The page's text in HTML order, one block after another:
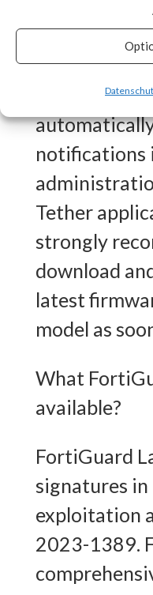
According to
Advisory,
linked to a
notifications
Tether
strongly
download
latest
model as
What
available?
FortiGuard
signatures
exploitation
2023-1389.